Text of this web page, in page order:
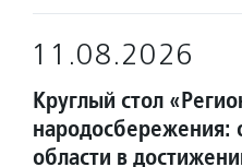
11.08.2026
Круглый стол
народосбережения:
области в